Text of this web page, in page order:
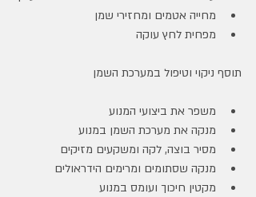
מחייה אטמים ומחזירי שמן
מפחית לחץ עוקה
תוסף ניקוי וטיפול במערכת השמן
משפר את ביצועי המנוע
מנקה את מערכת השמן במנוע
מסיר בוצה, לקה ומשקעים מזיקים
מנקה שסתומים ומרימים הידראולים
מקטין חיכוך ועומס במנוע